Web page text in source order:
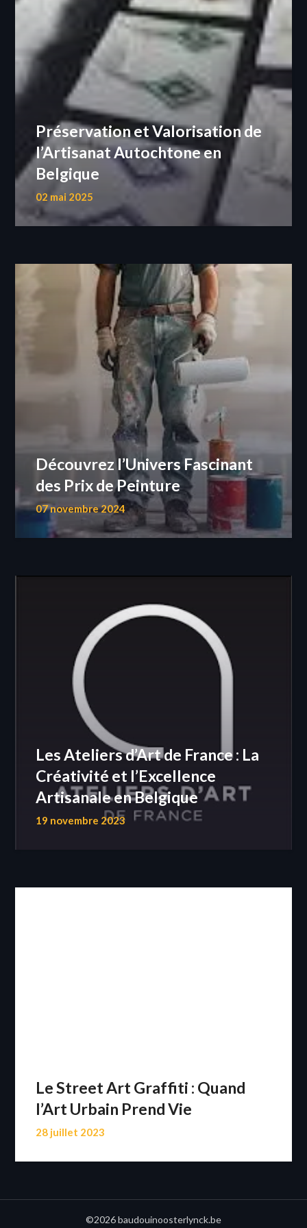
Préservation et Valorisation de
l’Artisanat Autochtone en
Belgique
02 mai 2025
Découvrez l’Univers Fascinant
des Prix de Peinture
07 novembre 2024
Les Ateliers d’Art de France : La
Créativité et l’Excellence
Artisanale en Belgique
19 novembre 2023
Le Street Art Graffiti : Quand
l’Art Urbain Prend Vie
28 juillet 2023
©2026 baudouinoosterlynck.be